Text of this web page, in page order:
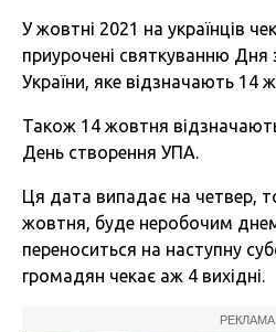
У жовтні 2021 на українців
приурочені святкуванню Дня
України, яке відзначають 14
Також 14 жовтня
День створення УПА.
Ця дата випадає на четвер,
жовтня, буде неробочим
переноситься на наступну
громадян чекає аж 4 вихідні.
РЕКЛАМА